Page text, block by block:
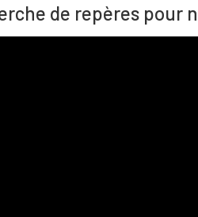
de repères pour